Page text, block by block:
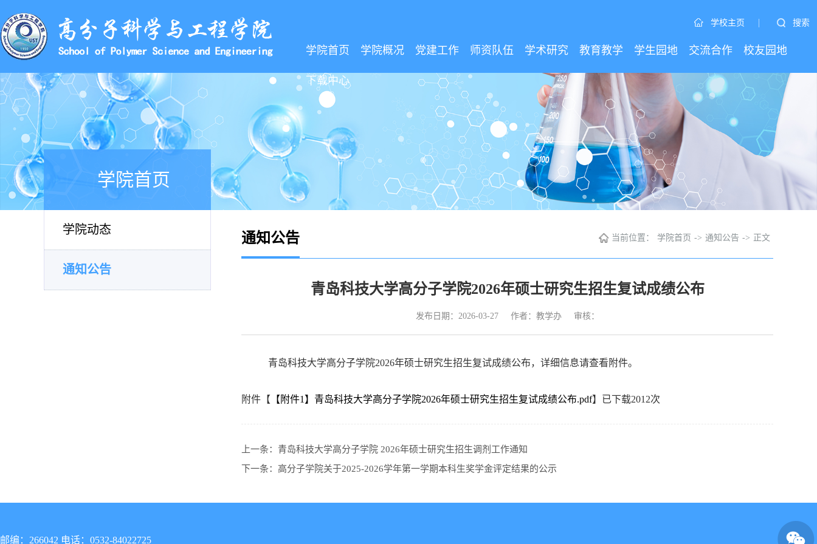
学校主页 | 搜索
学院首页 学院概况 党建工作 师资队伍 学术研究 教育教学 学生园地 交流合作 校友园地
下载中心
学院首页
学院动态
通知公告
通知公告 当前位置： 学院首页 -> 通知公告 -> 正文
青岛科技大学高分子学院2026年硕士研究生招生复试成绩公布
发布日期：2026-03-27 作者：教学办 审核：
青岛科技大学高分子学院2026年硕士研究生招生复试成绩公布，详细信息请查看附件。
附件【 【附件1】青岛科技大学高分子学院2026年硕士研究生招生复试成绩公布.pdf】已下载2012次
上一条： 青岛科技大学高分子学院 2026年硕士研究生招生调剂工作通知
下一条： 高分子学院关于2025-2026学年第一学期本科生奖学金评定结果的公示
邮编：266042 电话：0532-84022725